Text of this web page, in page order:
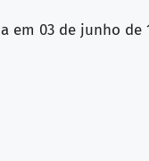
em 03 de junho de